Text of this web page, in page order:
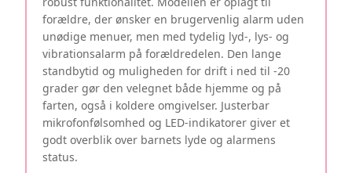
forældre, der ønsker en brugervenlig alarm uden
unødige menuer, men med tydelig lyd-, lys- og
vibrationsalarm på forældredelen. Den lange
standbytid og muligheden for drift i ned til -20
grader gør den velegnet både hjemme og på
farten, også i koldere omgivelser. Justerbar
mikrofonfølsomhed og LED-indikatorer giver et
godt overblik over barnets lyde og alarmens
status.